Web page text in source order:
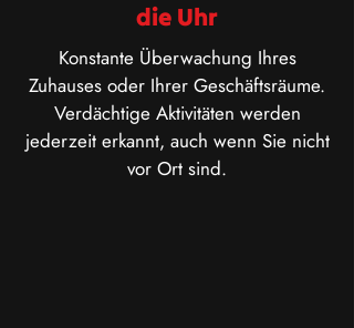
die Uhr
Konstante Überwachung Ihres
Zuhauses oder Ihrer Geschäftsräume.
Verdächtige Aktivitäten werden
jederzeit erkannt, auch wenn Sie nicht
vor Ort sind.